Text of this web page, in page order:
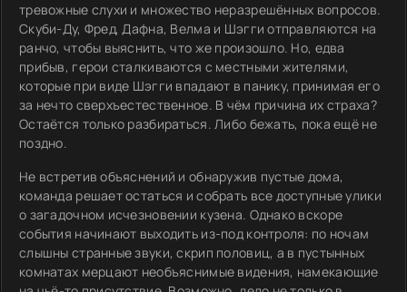
тревожные слухи и множество неразрешённых вопросов.
Скуби-Ду, Фред, Дафна, Велма и Шэгги отправляются на
ранчо, чтобы выяснить, что же произошло. Но, едва
прибыв, герои сталкиваются с местными жителями,
которые при виде Шэгги впадают в панику, принимая его
за нечто сверхъестественное. В чём причина их страха?
Остаётся только разбираться. Либо бежать, пока ещё не
поздно.
Не встретив объяснений и обнаружив пустые дома,
команда решает остаться и собрать все доступные улики
о загадочном исчезновении кузена. Однако вскоре
события начинают выходить из-под контроля: по ночам
слышны странные звуки, скрип половиц, а в пустынных
комнатах мерцают необъяснимые видения, намекающие